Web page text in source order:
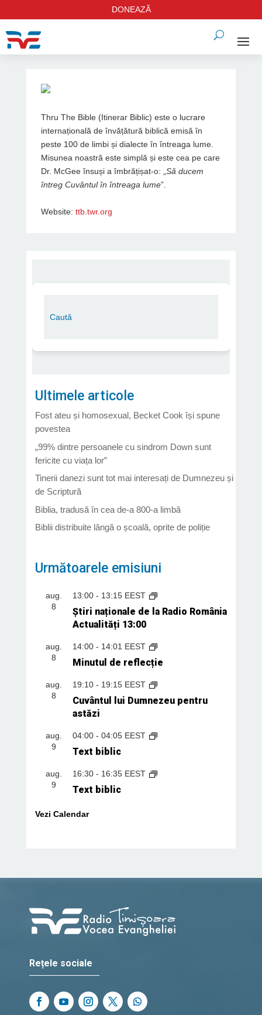
DONEAZĂ
Thru The Bible (Itinerar Biblic) este o lucrare
internațională de învățătură biblică emisă în
peste 100 de limbi și dialecte în întreaga lume.
Misunea noastră este simplă și este cea pe care
Dr. McGee însuși a îmbrățișat-o: „ Să ducem
întreg Cuvântul în întreaga lume”.
Website: ttb.twr.org
Ultimele articole
Fost ateu și homosexual, Becket Cook își spune
povestea
„99% dintre persoanele cu sindrom Down sunt
fericite cu viața lor”
Tinerii danezi sunt tot mai interesați de Dumnezeu și
de Scriptură
Biblia, tradusă în cea de-a 800-a limbă
Biblii distribuite lângă o școală, oprite de poliție
Următoarele emisiuni
aug.
8
13:00- 13:15 EEST
Știri naționale de la Radio România
Actualități 13:00
aug.
8
14:00- 14:01 EEST
Minutul de reflecție
aug.
8
19:10- 19:15 EEST
Cuvântul lui Dumnezeu pentru
astăzi
aug.
9
04:00- 04:05 EEST
Text biblic
aug.
9
16:30- 16:35 EEST
Text biblic
Vezi Calendar
Rețele sociale